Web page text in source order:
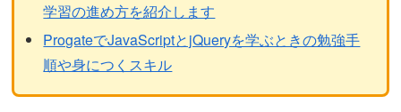
学習の進め方を紹介します
ProgateでJavaScriptとjQueryを学ぶときの勉強手
順や身につくスキル